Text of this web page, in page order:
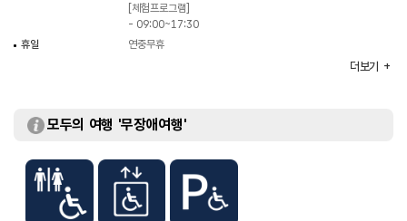
[체험프로그램]
- 09:00~17:30
휴일
연중무휴
※ 체험비/숙소시설 이용요금 별도
더보기
모두의 여행 '무장애여행'